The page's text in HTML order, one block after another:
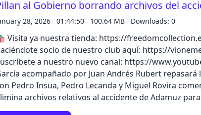
al Gobierno borrando archivos del
28, 2026 01:44:50 100.64 MB Downloads: 0
Visita ya nuestra tienda: https://freedomcollection.es 👉
socio de nuestro club aquí: https://
a nuestro nuevo canal: https://
acompañado por Juan Andrés Rubert
Pedro Insua, Pedro Lecanda y Miguel Rovira
archivos relativos al accidente de Adamuz
insostenible sistema de pensiones. Escucha el